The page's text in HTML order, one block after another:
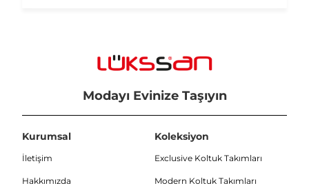
Modayı Evinize Taşıyın
Kurumsal
İletişim
Hakkımızda
Koleksiyon
Exclusive Koltuk Takımları
Modern Koltuk Takımları